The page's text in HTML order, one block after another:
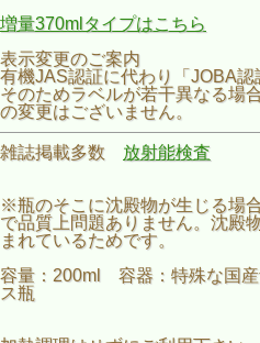
増量370mlタイプはこちら
表示変更のご案内
有機JAS認証に代わり「JOBA認
そのためラベルが若干異なる場
の変更はございません。
雑誌掲載多数 放射能検査
※瓶のそこに沈殿物が生じる場
で品質上問題ありません。沈殿
まれているためです。
容量：200ml 容器：特殊な国産
ス瓶